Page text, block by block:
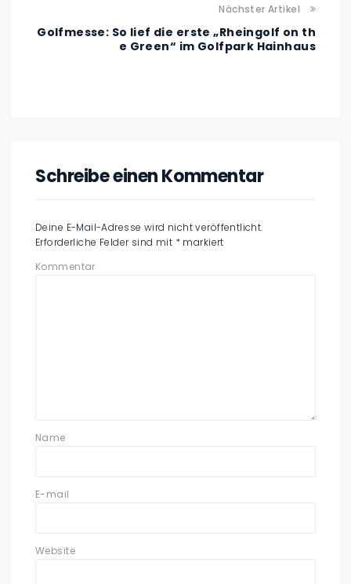
Nächster Artikel
Golfmesse: So lief die erste „Rheingolf on th
e Green“ im Golfpark Hainhaus
Schreibe einen Kommentar
Deine E-Mail-Adresse wird nicht veröffentlicht.
Erforderliche Felder sind mit * markiert
Kommentar
Name
E-mail
Website